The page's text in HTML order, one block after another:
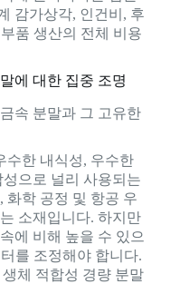
감가상각, 인건비, 후
품 생산의 전체 비용
에 대한 집중 조명
속 분말과 그 고유한
수한 내식성, 우수한
으로 널리 사용되는
화학 공정 및 항공 우
소재입니다. 하지만
에 비해 높을 수 있으
를 조정해야 합니다.
생체 적합성 경량 분말